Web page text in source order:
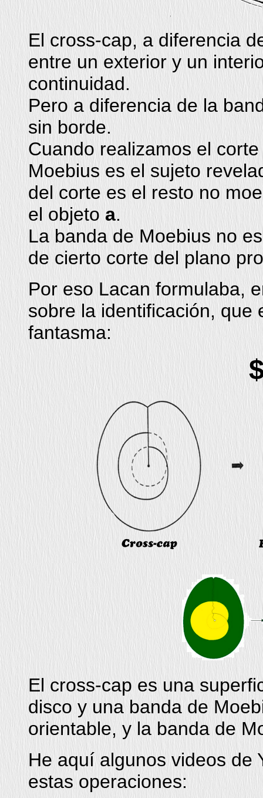
El cross-cap, a diferencia
entre un exterior y un
continuidad.
Pero a diferencia de la
sin borde.
Cuando realizamos el
Moebius es el sujeto
del corte es el resto no
el objeto a.
La banda de Moebius no
de cierto corte del plano
Por eso Lacan formulaba,
sobre la identificación, que
fantasma:
El cross-cap es una
disco y una banda de
orientable, y la banda de
He aquí algunos videos de
estas operaciones: